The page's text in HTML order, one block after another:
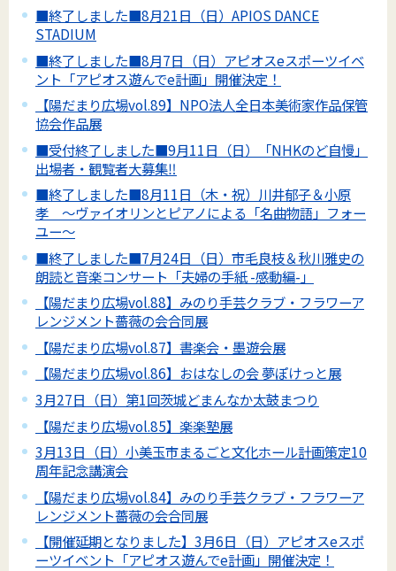
■終了しました■8月21日（日）APIOS DANCE
STADIUM
■終了しました■8月7日（日）アピオスeスポーツイベ
ント「アピオス遊んでe計画」開催決定！
【陽だまり広場vol.89】NPO法人全日本美術家作品保管
協会作品展
■受付終了しました■9月11日（日）「NHKのど自慢」
出場者・観覧者大募集‼
■終了しました■8月11日（木・祝）川井郁子＆小原
孝 ～ヴァイオリンとピアノによる「名曲物語」フォー
ユー～
■終了しました■7月24日（日）市毛良枝＆秋川雅史の
朗読と音楽コンサート「夫婦の手紙 -感動編-」
【陽だまり広場vol.88】みのり手芸クラブ・フラワーア
レンジメント薔薇の会合同展
【陽だまり広場vol.87】書楽会・墨遊会展
【陽だまり広場vol.86】おはなしの会 夢ぽけっと展
3月27日（日）第1回茨城どまんなか太鼓まつり
【陽だまり広場vol.85】楽楽塾展
3月13日（日）小美玉市まるごと文化ホール計画策定10
周年記念講演会
【陽だまり広場vol.84】みのり手芸クラブ・フラワーア
レンジメント薔薇の会合同展
【開催延期となりました】3月6日（日）アピオスeスポ
ーツイベント「アピオス遊んでe計画」開催決定！